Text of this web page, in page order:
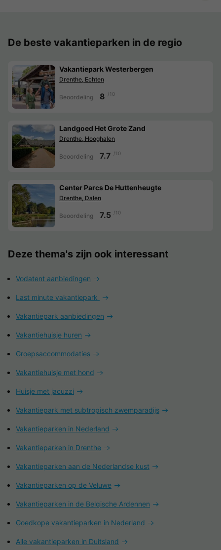
De beste vakantieparken in de regio
Vakantiepark Westerbergen
Drenthe, Echten
Beoordeling 8 /10
Landgoed Het Grote Zand
Drenthe, Hooghalen
Beoordeling 7.7 /10
Center Parcs De Huttenheugte
Drenthe, Dalen
Beoordeling 7.5 /10
Deze thema's zijn ook interessant
Vodatent aanbiedingen
Last minute vakantiepark
Vakantiepark aanbiedingen
Vakantiehuisje huren
Groepsaccommodaties
Vakantiehuisje met hond
Huisje met jacuzzi
Vakantiepark met subtropisch zwemparadijs
Vakantieparken in Nederland
Vakantieparken in Drenthe
Vakantieparken aan de Nederlandse kust
Vakantieparken op de Veluwe
Vakantieparken in de Belgische Ardennen
Goedkope vakantieparken in Nederland
Alle vakantieparken in Duitsland